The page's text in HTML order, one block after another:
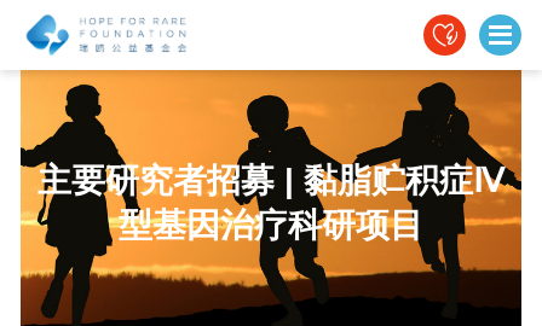
主要研究者招募 | 黏脂贮积症Ⅳ
型基因治疗科研项目